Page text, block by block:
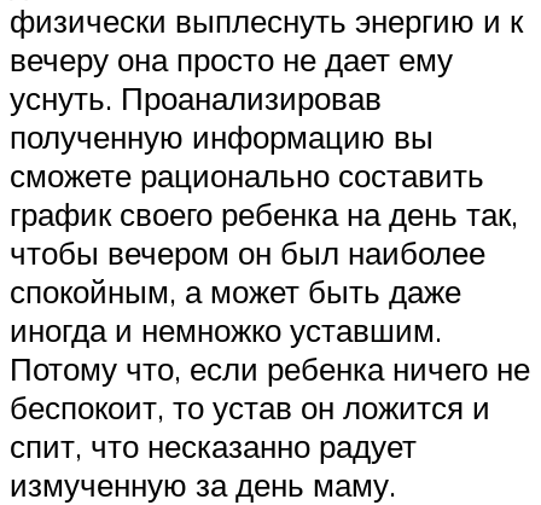
физически выплеснуть энергию и к
вечеру она просто не дает ему
уснуть. Проанализировав
полученную информацию вы
сможете рационально составить
график своего ребенка на день так,
чтобы вечером он был наиболее
спокойным, а может быть даже
иногда и немножко уставшим.
Потому что, если ребенка ничего не
беспокоит, то устав он ложится и
спит, что несказанно радует
измученную за день маму.